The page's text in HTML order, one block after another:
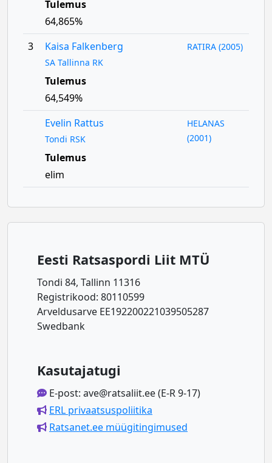
Tulemus
64,865%
3
Kaisa Falkenberg
SA Tallinna RK
RATIRA (2005)
Tulemus
64,549%
Evelin Rattus
Tondi RSK
HELANAS
(2001)
Tulemus
elim
Eesti Ratsaspordi Liit MTÜ
Tondi 84, Tallinn 11316
Registrikood: 80110599
Arveldusarve EE192200221039505287
Swedbank
Kasutajatugi
E-post: ave@ratsaliit.ee (E-R 9-17)
ERL privaatsuspoliitika
Ratsanet.ee müügitingimused